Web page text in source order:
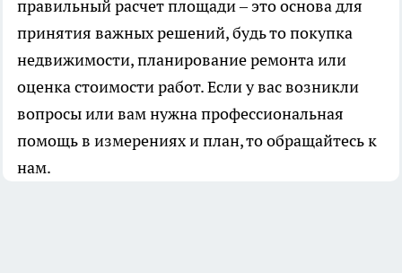
правильный расчет площади – это основа для
принятия важных решений, будь то покупка
недвижимости, планирование ремонта или
оценка стоимости работ. Если у вас возникли
вопросы или вам нужна профессиональная
помощь в измерениях и план, то обращайтесь к
нам.